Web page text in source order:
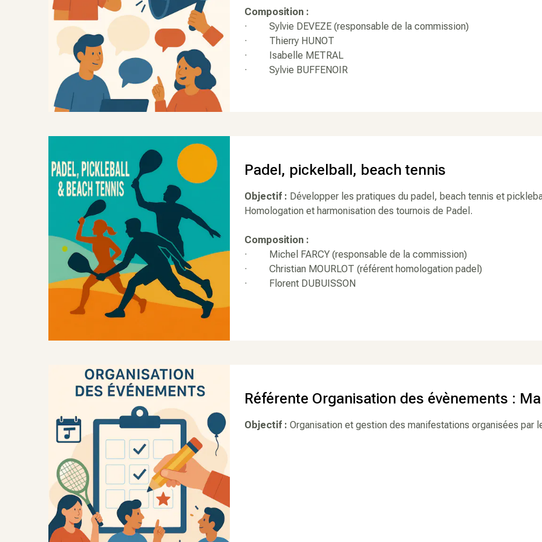
Composition :
· Sylvie DEVEZE (responsable de la commission)
· Thierry HUNOT
· Isabelle METRAL
· Sylvie BUFFENOIR
Padel, pickelball, beach tennis
Objectif : Développer les pratiques du padel, beach tennis et
Homologation et harmonisation des tournois de Padel.
Composition :
· Michel FARCY (responsable de la commission)
· Christian MOURLOT (référent homologation padel)
· Florent DUBUISSON
Référente Organisation des évènements :
Objectif : Organisation et gestion des manifestations organisées par